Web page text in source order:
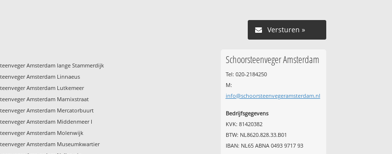
Versturen »
Amsterdam lange Stammerdijk
Amsterdam Linnaeus
Amsterdam Lutkemeer
Amsterdam Marnixstraat
Amsterdam Mercatorbuurt
Amsterdam Middenmeer I
Amsterdam Molenwijk
Amsterdam Museumkwartier
Schoorsteenveger Amsterdam
Tel: 020-2184250
M:
info@schoorsteenvegeramsterdam.nl
Bedrijfsgegevens
KVK: 81420382
BTW: NL8620.828.33.B01
IBAN: NL65 ABNA 0493 9717 93